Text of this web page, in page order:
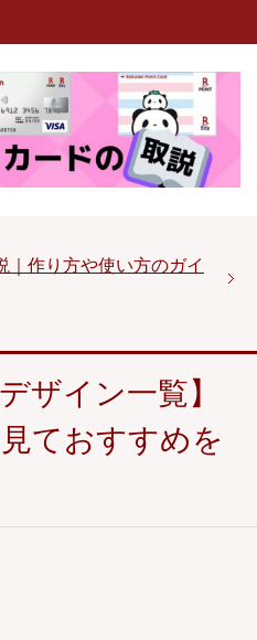
｜作り方や使い方のガイ
ザイン一覧】
ておすすめを